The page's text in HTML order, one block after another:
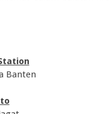
Banten